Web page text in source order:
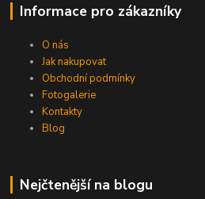
Informace pro zákazníky
O nás
Jak nakupovat
Obchodní podmínky
Fotogalerie
Kontakty
Blog
Nejčtenější na blogu